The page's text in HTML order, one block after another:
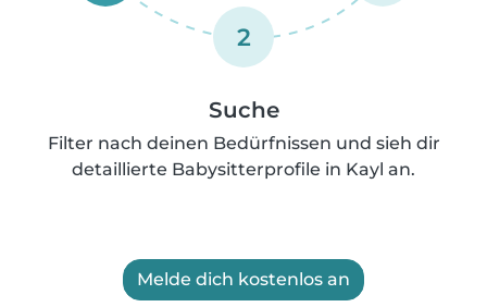
2
Suche
Filter nach deinen Bedürfnissen und sieh dir
detaillierte Babysitterprofile in Kayl an.
Melde dich kostenlos an